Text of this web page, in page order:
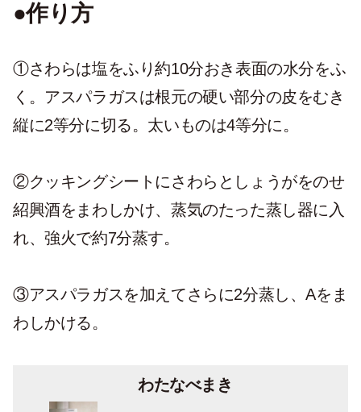
●作り方
①さわらは塩をふり約10分おき表面の水分をふ
く。アスパラガスは根元の硬い部分の皮をむき
縦に2等分に切る。太いものは4等分に。
②クッキングシートにさわらとしょうがをのせ
紹興酒をまわしかけ、蒸気のたった蒸し器に入
れ、強火で約7分蒸す。
③アスパラガスを加えてさらに2分蒸し、Aをま
わしかける。
わたなべまき